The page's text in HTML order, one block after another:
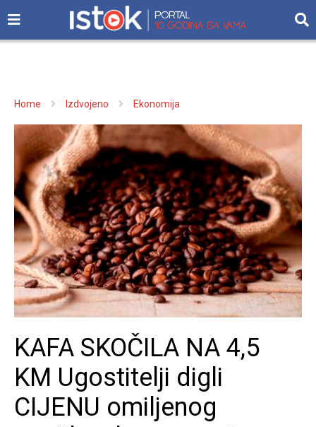
Home Izdvojeno Ekonomija
KAFA SKOČILA NA 4,5
KM Ugostitelji digli
CIJENU omiljenog